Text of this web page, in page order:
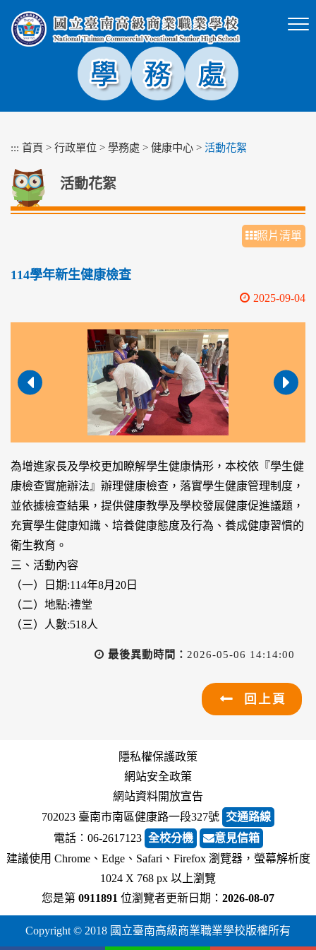
塊
::: 首頁 > 行政單位 > 學務處 > 健康中心 > 活動花絮
活動花絮
照片清單
114學年新生健康檢查
2025-09-04
為增進家長及學校更加瞭解學生健康情形，本校依『學生健
康檢查實施辦法』辦理健康檢查，落實學生健康管理制度，
並依據檢查結果，提供健康教學及學校發展健康促進議題，
充實學生健康知識、培養健康態度及行為、養成健康習慣的
衛生教育。
三、活動內容
（一）日期:114年8月20日
（二）地點:禮堂
（三）人數:518人
最後異動時間： 2026-05-06 14:14:00
回上頁
隱私權保護政策
網站安全政策
網站資料開放宣告
702023 臺南市南區健康路一段327號 交通路線
電話︰06-2617123 全校分機
意見信箱
建議使用 Chrome、Edge、Safari、Firefox 瀏覽器，螢幕解析度
1024 X 768 px 以上瀏覽
您是第 0911891 位瀏覽者更新日期： 2026-08-07
Copyright © 2018 國立臺南高級商業職業學校版權所有